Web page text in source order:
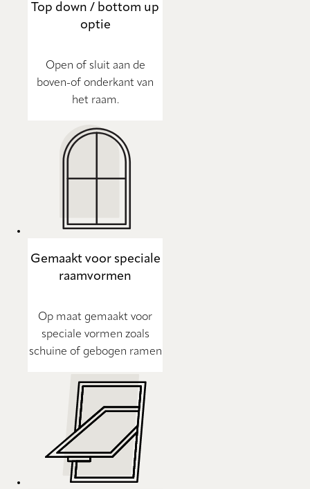
Top down / bottom up
optie
Open of sluit aan de
boven-of onderkant van
het raam.
Gemaakt voor speciale
raamvormen
Op maat gemaakt voor
speciale vormen zoals
schuine of gebogen ramen